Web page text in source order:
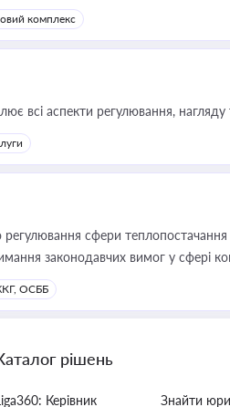
комплекс
всі аспекти регулювання,
регулювання сфери
законодавчих вимог у сфері
ОСББ
рішень
Керівник Знайти